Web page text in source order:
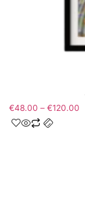
€48.00 – €120.00